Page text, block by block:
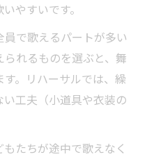
やすいです。
で歌えるパートが多い
れるものを選ぶと、舞
。リハーサルでは、繰
工夫（小道具や衣装の
もたちが途中で歌えなく